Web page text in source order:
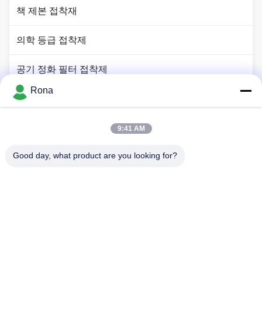
책 제본 접착재
의학 등급 접착제
공기 정화 필터 접착제
장치 접착제
2K 폴리우레탄계 접착제
APAO 고융점 접착제
Rona
9:41 AM
Good day, what product are you looking for?